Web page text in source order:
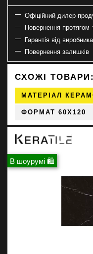
Офіційний дилер
Повернення протягом
Гарантія від виробника
Повернення залишків
СХОЖІ ТОВАРИ:
МАТЕРІАЛ
ФОРМАТ 60X120
В шоурумі 🛍